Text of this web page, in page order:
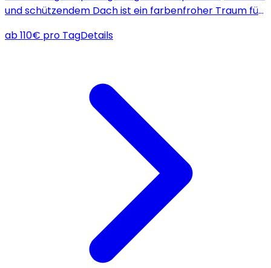
und schützendem Dach ist ein farbenfroher Traum für
Event!
ab110€ pro TagDetails